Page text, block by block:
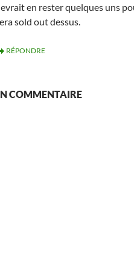
en rester quelques uns
sold out dessus.
RÉPONDRE
COMMENTAIRE